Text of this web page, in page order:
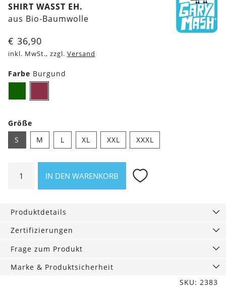
SHIRT WASST EH.
aus Bio-Baumwolle
€ 36,90
inkl. MwSt., zzgl. Versand
Farbe Burgund
Größe
S
M L XL XXL XXXL
Waßt
IN DEN WARENKORB
Produktdetails
Zertifizierungen
Frage zum Produkt
Marke & Produktsicherheit
SKU: 2383